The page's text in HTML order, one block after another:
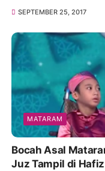
SEPTEMBER 25, 2017
MATARAM
Bocah Asal
Juz Tampil di